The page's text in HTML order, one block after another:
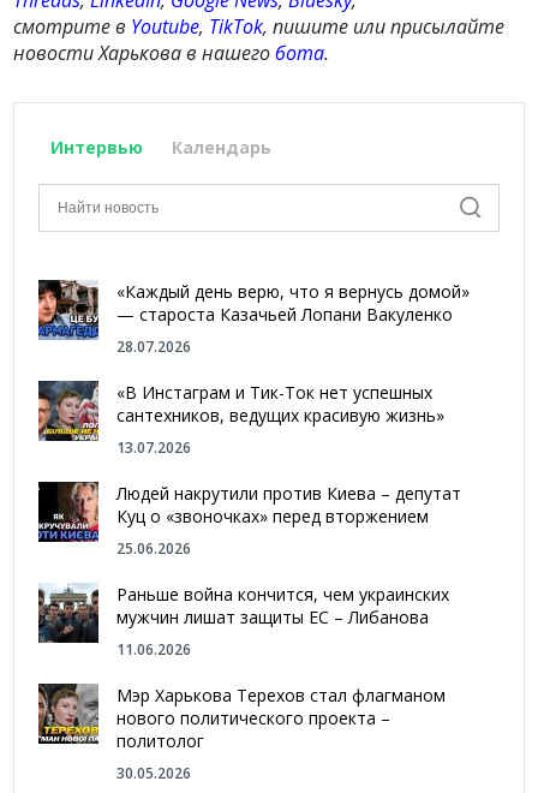
смотрите в Youtube, TikTok, пишите или присылайте
новости Харькова в нашегобота.
Интервью Календарь
«Каждый день верю, что я вернусь домой»
— староста Казачьей Лопани Вакуленко
28.07.2026
«В Инстаграм и Тик-Ток нет успешных
сантехников, ведущих красивую жизнь»
13.07.2026
Людей накрутили против Киева – депутат
Куц о «звоночках» перед вторжением
25.06.2026
Раньше война кончится, чем украинских
мужчин лишат защиты ЕС – Либанова
11.06.2026
Мэр Харькова Терехов стал флагманом
нового политического проекта –
политолог
30.05.2026